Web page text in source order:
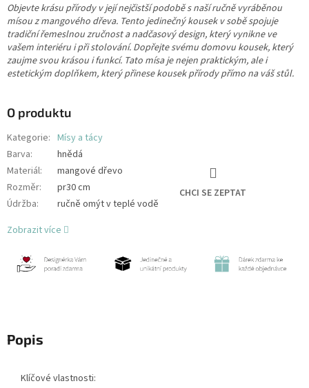
Objevte krásu přírody v její nejčistší podobě s naší ručně vyráběnou
mísou z mangového dřeva. Tento jedinečný kousek v sobě spojuje
tradiční řemeslnou zručnost a nadčasový design, který vynikne ve
vašem interiéru i při stolování. Dopřejte svému domovu kousek, který
zaujme svou krásou i funkcí. Tato mísa je nejen praktickým, ale i
estetickým doplňkem, který přinese kousek přírody přímo na váš stůl.
O produktu
Kategorie: Mísy a tácy
Barva:
hnědá
Materiál:
mangové dřevo
Rozměr:
pr30 cm
Údržba: ručně omýt v teplé vodě
CHCI SE ZEPTAT
Zobrazit více
Popis
Klíčové vlastnosti: